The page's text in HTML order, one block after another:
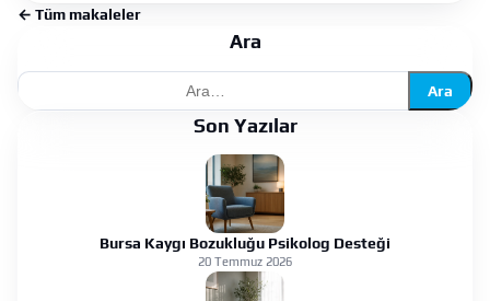
← Tüm makaleler
Ara
Ara
Son Yazılar
Bursa Kaygı Bozukluğu Psikolog Desteği
20 Temmuz 2026